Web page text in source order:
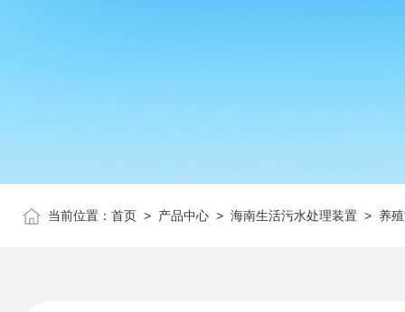
当前位置： 首页 > 产品中心 > 海南生活污水处理装置 > 养